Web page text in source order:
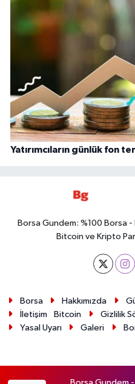
Yatırımcıların günlük fon
Borsa Gundem: %100 Borsa
Bitcoin ve Kripto
Borsa Hakkımızda
İletişim
Bitcoin Gizlilik
Yasal Uyarı
Galeri